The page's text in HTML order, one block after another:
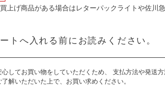
上げ商品がある場合はレターパックライトや佐川急
トへ入れる前にお読みください。
してお買い物をしていただくため、 支払方法や発送
解いただいた上で、お買い求めください。